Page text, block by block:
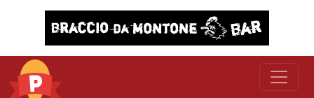
Vai al contenuto